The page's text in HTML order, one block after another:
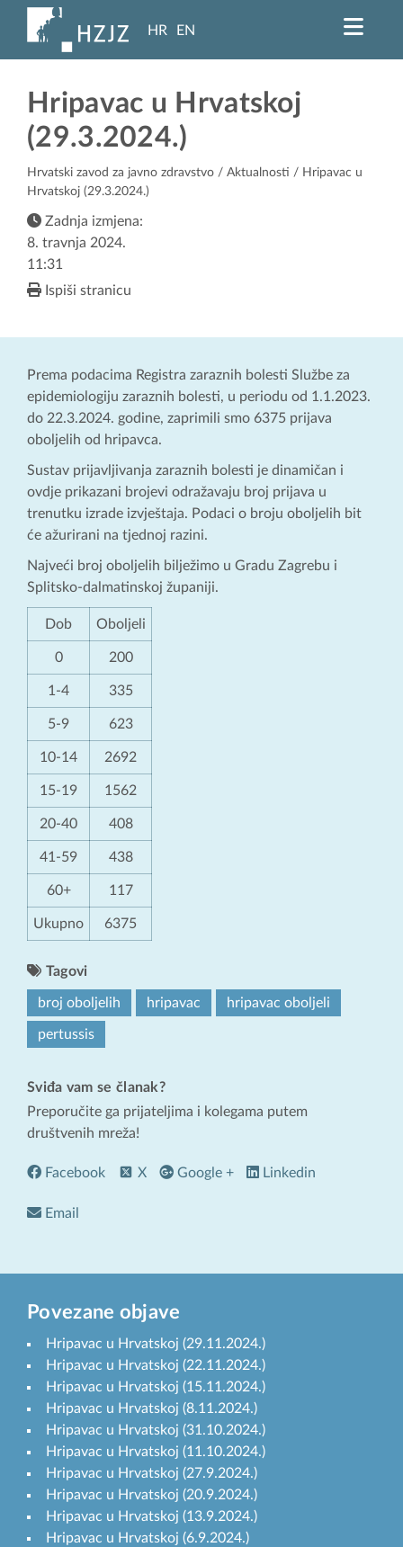
HR EN
Hripavac u Hrvatskoj
(29.3.2024.)
Hrvatski zavod za javno zdravstvo / Aktualnosti / Hripavac u
Hrvatskoj (29.3.2024.)
Zadnja izmjena:
8. travnja 2024.
11:31
Ispiši stranicu
Prema podacima Registra zaraznih bolesti Službe za
epidemiologiju zaraznih bolesti, u periodu od 1.1.2023.
do 22.3.2024. godine, zaprimili smo 6375 prijava
oboljelih od hripavca.
Sustav prijavljivanja zaraznih bolesti je dinamičan i
ovdje prikazani brojevi odražavaju broj prijava u
trenutku izrade izvještaja. Podaci o broju oboljelih bit
će ažurirani na tjednoj razini.
Najveći broj oboljelih bilježimo u Gradu Zagrebu i
Splitsko-dalmatinskoj županiji.
Dob Oboljeli
0 200
1-4 335
5-9 623
10-14 2692
15-19 1562
20-40 408
41-59 438
60+ 117
Ukupno 6375
Tagovi
broj oboljelih hripavac hripavac oboljeli
pertussis
Sviđa vam se članak?
Preporučite ga prijateljima i kolegama putem
društvenih mreža!
Facebook X Google + Linkedin
Email
Povezane objave
Hripavac u Hrvatskoj (29.11.2024.)
Hripavac u Hrvatskoj (22.11.2024.)
Hripavac u Hrvatskoj (15.11.2024.)
Hripavac u Hrvatskoj (8.11.2024.)
Hripavac u Hrvatskoj (31.10.2024.)
Hripavac u Hrvatskoj (11.10.2024.)
Hripavac u Hrvatskoj (27.9.2024.)
Hripavac u Hrvatskoj (20.9.2024.)
Hripavac u Hrvatskoj (13.9.2024.)
Hripavac u Hrvatskoj (6.9.2024.)